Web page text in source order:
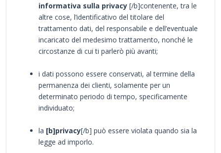
informativa sulla privacy [/b]contenente, tra le
altre cose, l’identificativo del titolare del
trattamento dati, del responsabile e dell’eventuale
incaricato del medesimo trattamento, nonché le
circostanze di cui ti parlerò più avanti;
i dati possono essere conservati, al termine della
permanenza dei clienti, solamente per un
determinato periodo di tempo, specificamente
individuato;
la [b]privacy[/b] può essere violata quando sia la
legge ad imporlo.